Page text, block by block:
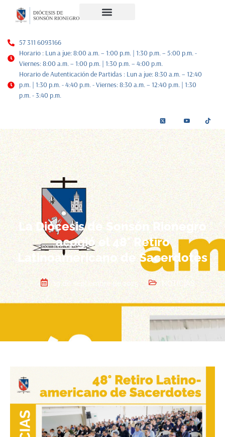
57 311 6093166
Horario : Lun a jue: 8:00 a.m. – 1:00 p.m. | 1:30 p.m. – 5:00 p.m. -
Viernes: 8:00 a.m. – 1:00 p.m. | 1:30 p.m. – 4:00 p.m.
Horario de Autenticación de Partidas : Lun a jue: 8:30 a.m. – 12:40
p.m. | 1:30 p.m. - 4:40 p.m. - Viernes: 8:30 a.m. – 12:40 p.m. | 1:30
p.m. - 3:40 p.m.
La Diócesis de Sonsón Rionegro
acogió el 48° Retiro
Latinoamericano de Sacerdotes
19 de septiembre de 2025 NOTICIAS